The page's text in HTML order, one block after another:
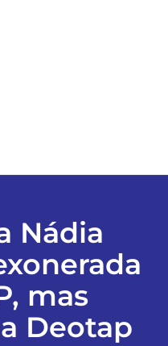
Nádia
mas
Deotap